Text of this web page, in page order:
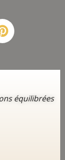
Pinterest
équilibrées